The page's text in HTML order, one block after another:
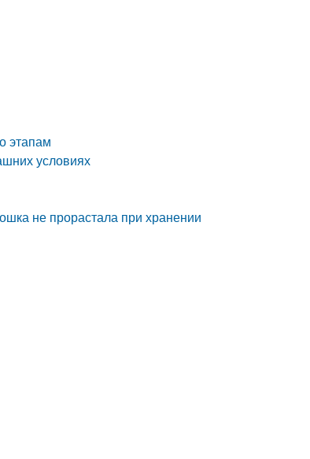
этапам
условиях
не прорастала при хранении